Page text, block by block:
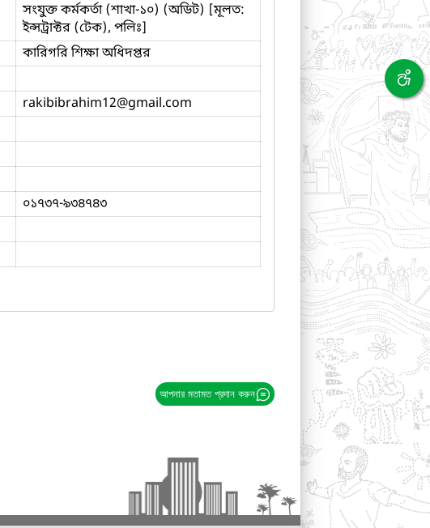
সংযুক্ত কর্মকর্তা (শাখা-১০) (অডিট) [মূলত:
ইন্সট্রাক্টর (টেক), পলিঃ]
কারিগরি শিক্ষা অধিদপ্তর
rakibibrahim12@gmail.com
০১৭৩৭-৯৩৪৭৪৩
আপনার মতামত প্রদান করুন